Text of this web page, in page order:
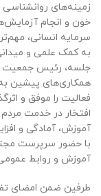
زمینه‌های
خون و انجام
سرمایه انسانی،
به کمک علمی و
جلسه، رئیس جمعیت
همکاری‌های پیشین
فعالیت را موفق و
افتخار در خدمت
آموزش، آمادگی و
با حضور سرپرست
آموزش و روابط
طرفین ضمن امضای